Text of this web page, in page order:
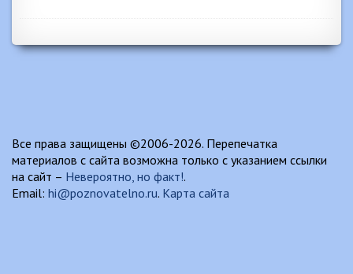
Все права защищены ©2006-2026. Перепечатка
материалов с сайта возможна только с указанием ссылки
на сайт – Невероятно, но факт!.
Email: hi@poznovatelno.ru. Карта сайта